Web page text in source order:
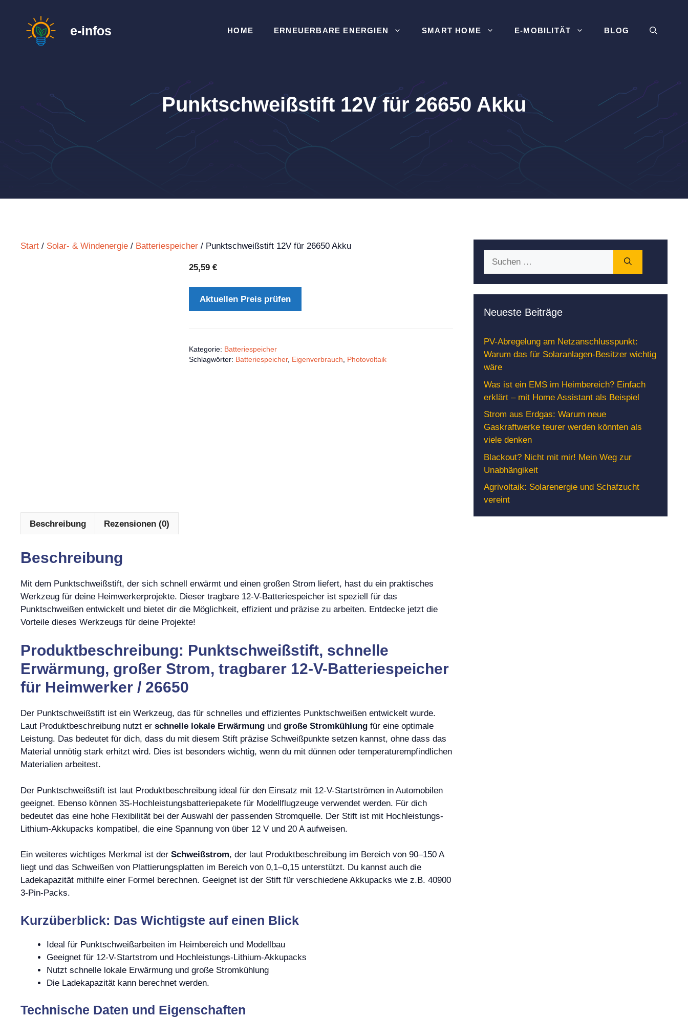
springen
e-infos HOME ERNEUERBARE ENERGIEN SMART HOME E-MOBILITÄT BLOG
Punktschweißstift 12V für 26650 Akku
Start / Solar- & Windenergie / Batteriespeicher / Punktschweißstift 12V für 26650 Akku
25,59€
Aktuellen Preis prüfen
Kategorie: Batteriespeicher
Schlagwörter: Batteriespeicher, Eigenverbrauch Photovoltaik
Beschreibung Rezensionen (0)
Beschreibung
Mit dem Punktschweißstift, der sich schnell erwärmt und einen großen Strom liefert, hast du ein praktisches
Werkzeug für deine Heimwerkerprojekte. Dieser tragbare 12-V-Batteriespeicher ist speziell für das
Punktschweißen entwickelt und bietet dir die Möglichkeit, effizient und präzise zu arbeiten. Entdecke jetzt die
Vorteile dieses Werkzeugs für deine Projekte!
Produktbeschreibung: Punktschweißstift, schnelle
Erwärmung, großer Strom, tragbarer 12-V-Batteriespeicher
für Heimwerker / 26650
Der Punktschweißstift ist ein Werkzeug, das für schnelles und effizientes Punktschweißen entwickelt wurde.
Laut Produktbeschreibung nutzt er schnelle lokale Erwärmung und große Stromkühlung für eine optimale
Leistung. Das bedeutet für dich, dass du mit diesem Stift präzise Schweißpunkte setzen kannst, ohne dass das
Material unnötig stark erhitzt wird. Dies ist besonders wichtig, wenn du mit dünnen oder temperaturempfindlichen
Materialien arbeitest.
Der Punktschweißstift ist laut Produktbeschreibung ideal für den Einsatz mit 12-V-Startströmen in Automobilen
geeignet. Ebenso können 3S-Hochleistungsbatteriepakete für Modellflugzeuge verwendet werden. Für dich
bedeutet das eine hohe Flexibilität bei der Auswahl der passenden Stromquelle. Der Stift ist mit Hochleistungs-
Lithium-Akkupacks kompatibel, die eine Spannung von über 12 V und 20 A aufweisen.
Ein weiteres wichtiges Merkmal ist der Schweißstrom, der laut Produktbeschreibung im Bereich von 90–150 A
liegt und das Schweißen von Plattierungsplatten im Bereich von 0,1–0,15 unterstützt. Du kannst auch die
Ladekapazität mithilfe einer Formel berechnen. Geeignet ist der Stift für verschiedene Akkupacks wie z.B. 40900
3-Pin-Packs.
Kurzüberblick: Das Wichtigste auf einen Blick
Ideal für Punktschweißarbeiten im Heimbereich und Modellbau
Geeignet für 12-V-Startstrom und Hochleistungs-Lithium-Akkupacks
Nutzt schnelle lokale Erwärmung und große Stromkühlung
Die Ladekapazität kann berechnet werden.
Technische Daten und Eigenschaften
Neueste Beiträge
PV-Abregelung am Netzanschlusspunkt:
Warum das für Solaranlagen-Besitzer wichtig
wäre
Was ist ein EMS im Heimbereich? Einfach
erklärt – mit Home Assistant als Beispiel
Strom aus Erdgas: Warum neue
Gaskraftwerke teurer werden könnten als
viele denken
Blackout? Nicht mit mir! Mein Weg zur
Unabhängikeit
Agrivoltaik: Solarenergie und Schafzucht
vereint